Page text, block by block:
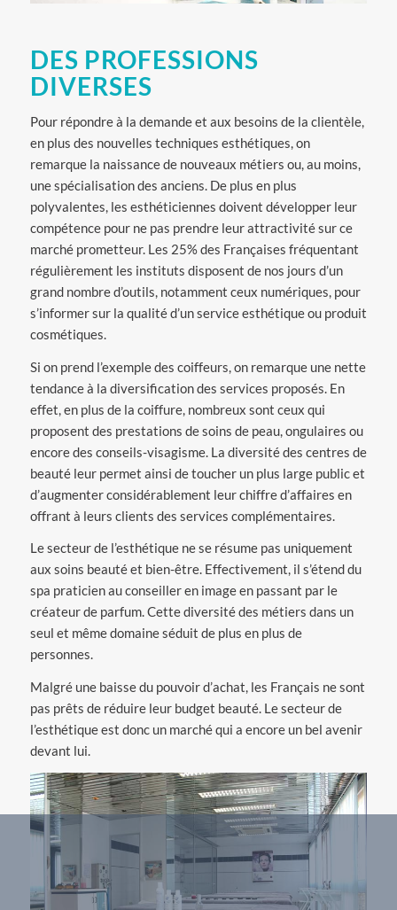
DES PROFESSIONS
DIVERSES
Pour répondre à la demande et aux besoins de la clientèle,
en plus des nouvelles techniques esthétiques, on
remarque la naissance de nouveaux métiers ou, au moins,
une spécialisation des anciens. De plus en plus
polyvalentes, les esthéticiennes doivent développer leur
compétence pour ne pas prendre leur attractivité sur ce
marché prometteur. Les 25% des Françaises fréquentant
régulièrement les instituts disposent de nos jours d’un
grand nombre d’outils, notamment ceux numériques, pour
s’informer sur la qualité d’un service esthétique ou produit
cosmétiques.
Si on prend l’exemple des coiffeurs, on remarque une nette
tendance à la diversification des services proposés. En
effet, en plus de la coiffure, nombreux sont ceux qui
proposent des prestations de soins de peau, ongulaires ou
encore des conseils-visagisme. La diversité des centres de
beauté leur permet ainsi de toucher un plus large public et
d’augmenter considérablement leur chiffre d’affaires en
offrant à leurs clients des services complémentaires.
Le secteur de l’esthétique ne se résume pas uniquement
aux soins beauté et bien-être. Effectivement, il s’étend du
spa praticien au conseiller en image en passant par le
créateur de parfum. Cette diversité des métiers dans un
seul et même domaine séduit de plus en plus de
personnes.
Malgré une baisse du pouvoir d’achat, les Français ne sont
pas prêts de réduire leur budget beauté. Le secteur de
l’esthétique est donc un marché qui a encore un bel avenir
devant lui.